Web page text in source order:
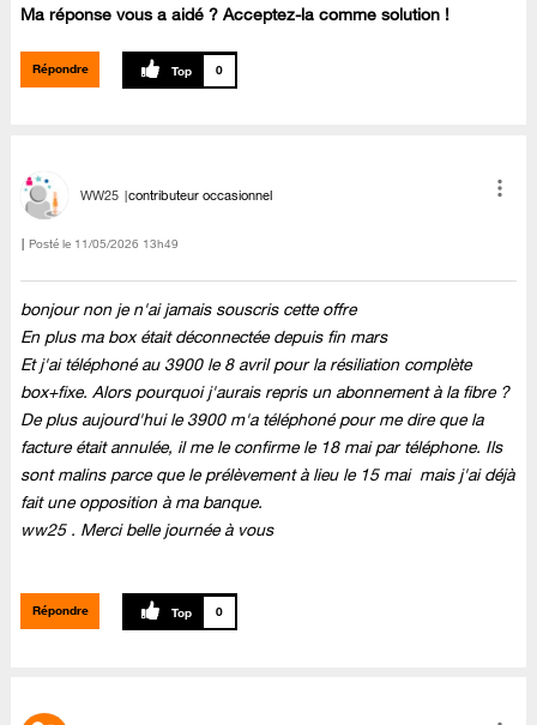
Ma réponse vous a aidé ? Acceptez-la comme solution !
Répondre 0
WW25 contributeur occasionnel
Posté le ‎11/05/2026 13h49
bonjour non je n'ai jamais souscris cette offre
En plus ma box était déconnectée depuis fin mars
Et j'ai téléphoné au 3900 le 8 avril pour la résiliation complète
box+fixe. Alors pourquoi j'aurais repris un abonnement à la fibre ?
De plus aujourd'hui le 3900 m'a téléphoné pour me dire que la
facture était annulée, il me le confirme le 18 mai par téléphone. Ils
sont malins parce que le prélèvement à lieu le 15 mai mais j'ai déjà
fait une opposition à ma banque.
ww25 . Merci belle journée à vous
Répondre 0